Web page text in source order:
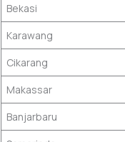
Bekasi
Karawang
Cikarang
Makassar
Banjarbaru